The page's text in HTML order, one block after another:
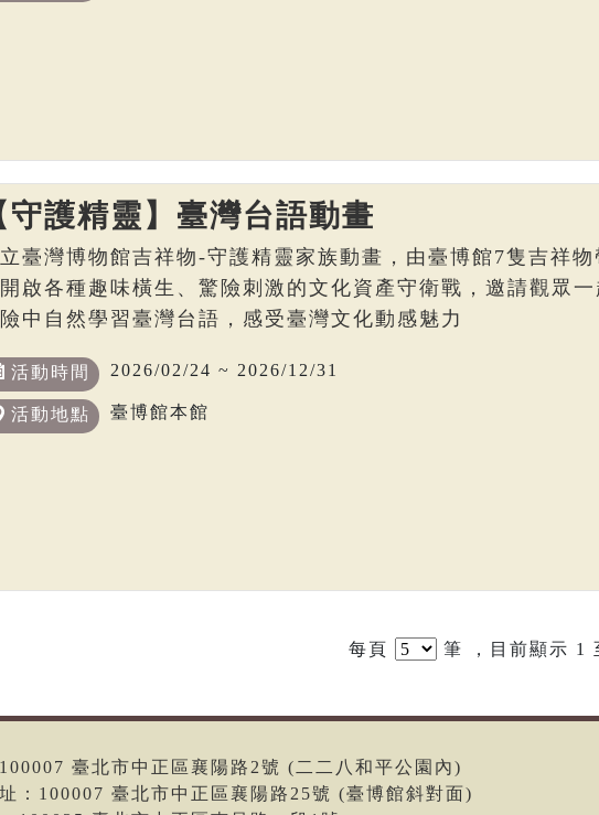
守護精靈】臺灣台語動畫
臺灣博物館吉祥物-守護精靈家族動畫，由臺博館7隻吉祥物
啟各種趣味橫生、驚險刺激的文化資產守衛戰，邀請觀眾
中自然學習臺灣台語，感受臺灣文化動感魅力
活動時間 2026/02/24 ~ 2026/12/31
活動地點 臺博館本館
每頁 筆 ，目前顯示 1
臺北市中正區襄陽路2號 (二二八和平公園內)
：100007 臺北市中正區襄陽路25號 (臺博館斜對面)